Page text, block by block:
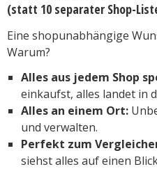
(statt 10 separater Shop-
Eine shopunabhängige
Warum?
Alles aus jedem Shop
einkaufst, alles landet in
Alles an einem Ort:
und verwalten.
Perfekt zum
siehst alles auf einen